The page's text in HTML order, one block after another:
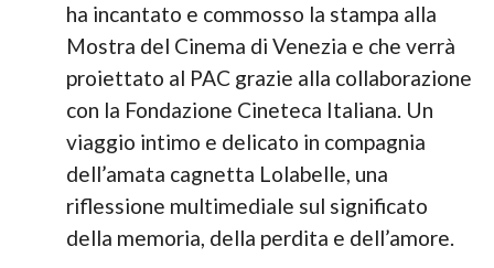
ha incantato e commosso la stampa alla
Mostra del Cinema di Venezia e che verrà
proiettato al PAC grazie alla collaborazione
con la Fondazione Cineteca Italiana. Un
viaggio intimo e delicato in compagnia
dell’amata cagnetta Lolabelle, una
riflessione multimediale sul significato
della memoria, della perdita e dell’amore.